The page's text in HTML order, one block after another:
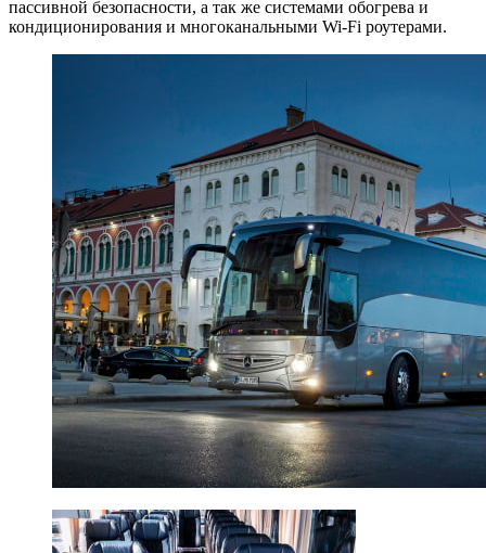
пассивной безопасности, а так же системами обогрева и
кондиционирования и многоканальными Wi-Fi роутерами.